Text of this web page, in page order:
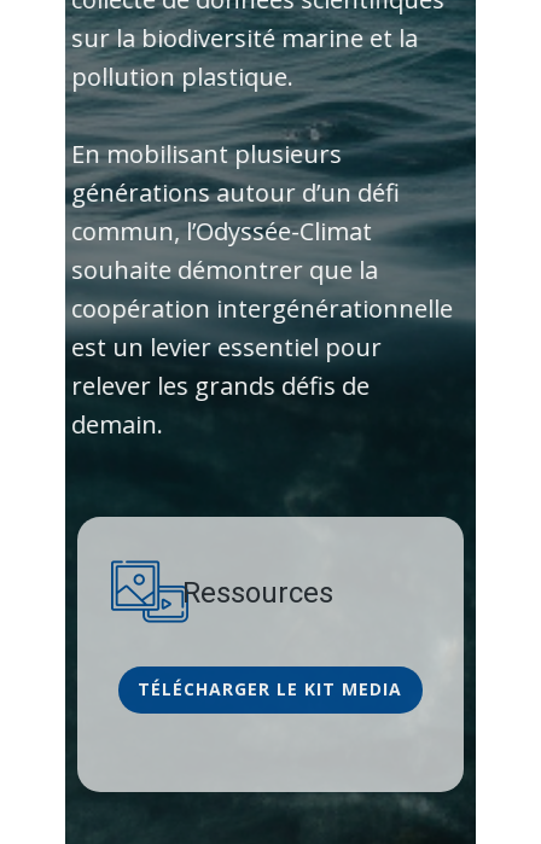
sur la biodiversité marine et la
pollution plastique.
En mobilisant plusieurs
générations autour d’un défi
commun, l’Odyssée-Climat
souhaite démontrer que la
coopération intergénérationnelle
est un levier essentiel pour
relever les grands défis de
demain.
Ressources
TÉLÉCHARGER LE KIT MEDIA